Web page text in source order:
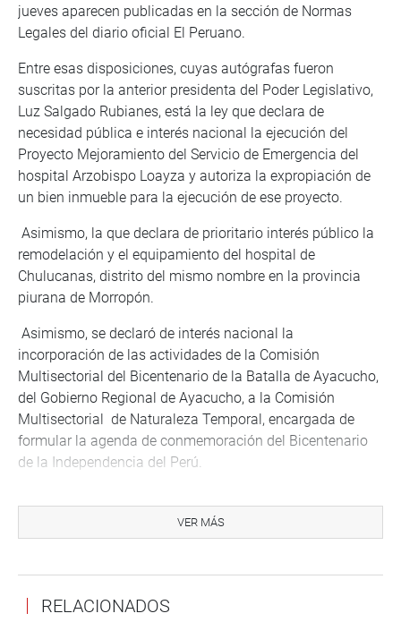
jueves aparecen publicadas en la sección de Normas
Legales del diario oficial El Peruano.
Entre esas disposiciones, cuyas autógrafas fueron
suscritas por la anterior presidenta del Poder Legislativo,
Luz Salgado Rubianes, está la ley que declara de
necesidad pública e interés nacional la ejecución del
Proyecto Mejoramiento del Servicio de Emergencia del
hospital Arzobispo Loayza y autoriza la expropiación de
un bien inmueble para la ejecución de ese proyecto.
Asimismo, la que declara de prioritario interés público la
remodelación y el equipamiento del hospital de
Chulucanas, distrito del mismo nombre en la provincia
piurana de Morropón.
Asimismo, se declaró de interés nacional la
incorporación de las actividades de la Comisión
Multisectorial del Bicentenario de la Batalla de Ayacucho,
del Gobierno Regional de Ayacucho, a la Comisión
Multisectorial de Naturaleza Temporal, encargada de
formular la agenda de conmemoración del Bicentenario
de la Independencia del Perú.
Decreto Legislativo Nº 1141, de fortalecimiento y
modernización del Sistema de Inteligencia Nacional y de
VER MÁS
RELACIONADOS